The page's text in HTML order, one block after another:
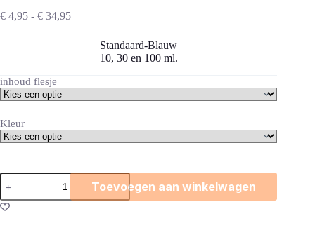
€ 4,95 - € 34,95Prijsklasse:
€ 34,95
Standaard-Blauw
10, 30 en 100 ml.
inhoud flesje
Kleur
Maansteen
olie
aantal
Toevoegen aan winkelwagen